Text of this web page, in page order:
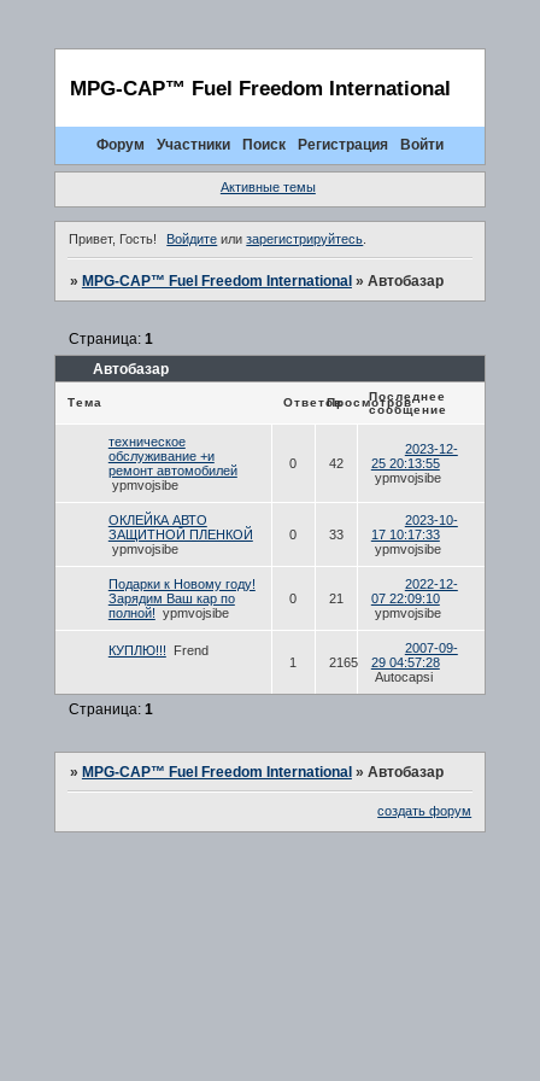
MPG-CAP™ Fuel Freedom International
Форум Участники Поиск Регистрация Войти
Активные темы
Привет, Гость! Войдите илизарегистрируйтесь.
» MPG-CAP™ Fuel Freedom International » Автобазар
Автобазар
Страница: 1
Тема ОтветовПросмотров
Последнее
сообщение
техническое
обслуживание +и
ремонт автомобилей
ypmvojsibe
0 42
2023-12-
25 20:13:55
ypmvojsibe
ОКЛЕЙКА АВТО
ЗАЩИТНОЙ ПЛЕНКОЙ
ypmvojsibe
0 33
2023-10-
17 10:17:33
ypmvojsibe
Подарки к Новому году!
Зарядим Ваш кар по
полной! ypmvojsibe
0 21
2022-12-
07 22:09:10
ypmvojsibe
КУПЛЮ!!!
Frend
1
2165
2007-09-
29 04:57:28
Autocapsi
Страница: 1
» MPG-CAP™ Fuel Freedom International » Автобазар
создать форум